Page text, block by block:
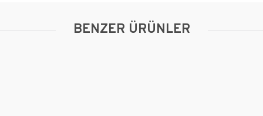
BENZER ÜRÜNLER